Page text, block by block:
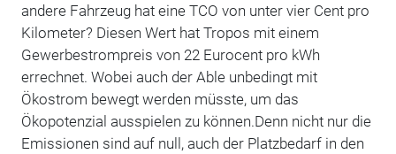
andere Fahrzeug hat eine TCO von unter vier Cent pro
Kilometer? Diesen Wert hat Tropos mit einem
Gewerbestrompreis von 22 Eurocent pro kWh
errechnet. Wobei auch der Able unbedingt mit
Ökostrom bewegt werden müsste, um das
Ökopotenzial ausspielen zu können.Denn nicht nur die
Emissionen sind auf null, auch der Platzbedarf in den